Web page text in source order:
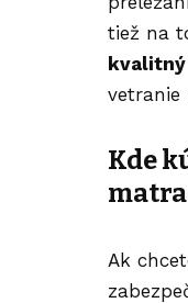
tiež na
vetranie
Kde
Ak